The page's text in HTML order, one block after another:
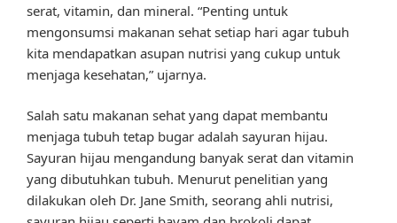
serat, vitamin, dan mineral. “Penting untuk
mengonsumsi makanan sehat setiap hari agar tubuh
kita mendapatkan asupan nutrisi yang cukup untuk
menjaga kesehatan,” ujarnya.
Salah satu makanan sehat yang dapat membantu
menjaga tubuh tetap bugar adalah sayuran hijau.
Sayuran hijau mengandung banyak serat dan vitamin
yang dibutuhkan tubuh. Menurut penelitian yang
dilakukan oleh Dr. Jane Smith, seorang ahli nutrisi,